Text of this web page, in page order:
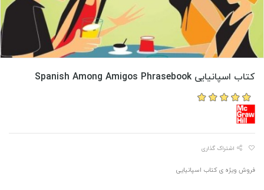
کتاب اسپانیایی Spanish Among Amigos Phrasebook
اشتراک گذاری
فروش ویژه ی کتاب اسپانیایی